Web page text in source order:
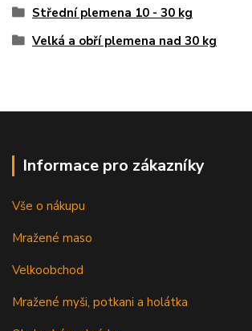
Střední plemena 10 - 30 kg
Velká a obří plemena nad 30 kg
Informace pro zákazníky
Vše o nákupu
Mražené maso
Velkoobchod
Mražené myši, potkani a holátka